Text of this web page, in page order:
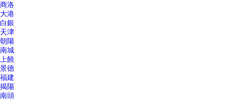
商洛
大港
白銀
天津
朝陽
南城
上饒
景德
福建
揭陽
南頭